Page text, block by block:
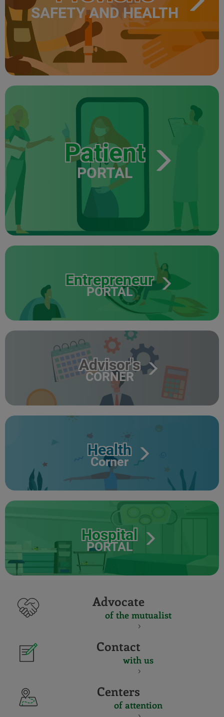
SAFETY AND HEALTH
Patient
PORTAL
Entrepreneur
PORTAL
Advisor's
CORNER
Health
Corner
Hospital
PORTAL
Advocate
of the mutualist
Contact
with us
Centers
of attention